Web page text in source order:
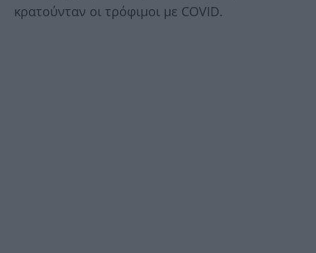
κρατούνταν οι τρόφιμοι με COVID.